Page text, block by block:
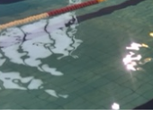
20ÈME
SIÈCLE
RÉUNIONS
DU
CONSEIL
MUNICIPAL
ARRÊTÉS
ET
DÉCISIONS
MAIRE
LES
ÉCOLES
LE
COLLÈGE
ESPACE
JEUNES
11
ENVIRONNEMENT
L'EAU
ET
L'ASSAINISSEMENT
LA
RÉSIDENCE
AUTONOMIE
MUSIQUE
L'ÉCOLE
COMMUNAUTAIRE
DE
DANSE
LA
VOIE
VERTE
VISITES
ET
DÉCOUVERTES
LES
RANDONNÉES
LE